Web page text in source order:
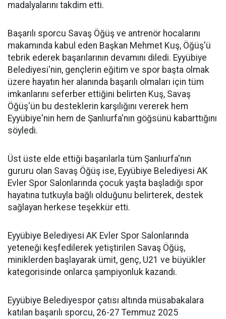
madalyalarını takdim etti.
Başarılı sporcu Savaş Öğüş ve antrenör hocalarını
makamında kabul eden Başkan Mehmet Kuş, Öğüş'ü
tebrik ederek başarılarının devamını diledi. Eyyübiye
Belediyesi'nin, gençlerin eğitim ve spor başta olmak
üzere hayatın her alanında başarılı olmaları için tüm
imkanlarını seferber ettiğini belirten Kuş, Savaş
Öğüş'ün bu desteklerin karşılığını vererek hem
Eyyübiye'nin hem de Şanlıurfa'nın göğsünü kabarttığını
söyledi.
Üst üste elde ettiği başarılarla tüm Şanlıurfa'nın
gururu olan Savaş Öğüş ise, Eyyübiye Belediyesi AK
Evler Spor Salonlarında çocuk yaşta başladığı spor
hayatına tutkuyla bağlı olduğunu belirterek, destek
sağlayan herkese teşekkür etti.
Eyyübiye Belediyesi AK Evler Spor Salonlarında
yeteneği keşfedilerek yetiştirilen Savaş Öğüş,
miniklerden başlayarak ümit, genç, U21 ve büyükler
kategorisinde onlarca şampiyonluk kazandı.
Eyyübiye Belediyespor çatısı altında müsabakalara
katılan başarılı sporcu, 26-27 Temmuz 2025